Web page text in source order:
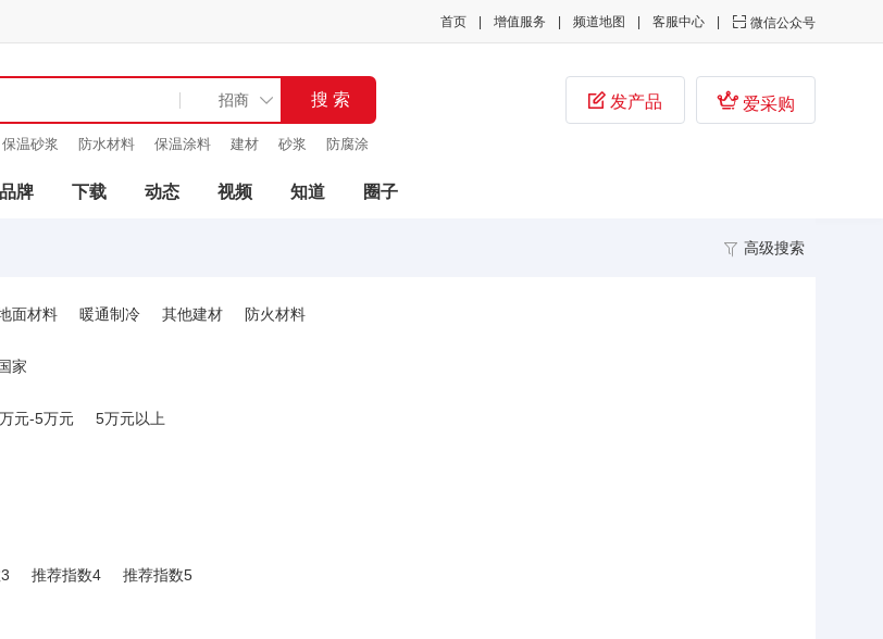
 微信公众号
客服中心
频道地图
增值服务
首页
保温砂浆 防水材料 保温涂料 建材 砂浆
防腐涂
 爱采购
 发产品
品牌 下载 动态 视频 知道 圈子
高级搜索
面材料 暖通制冷 其他建材 防火材料
家
元-5万元 5万元以上
推荐指数4 推荐指数5